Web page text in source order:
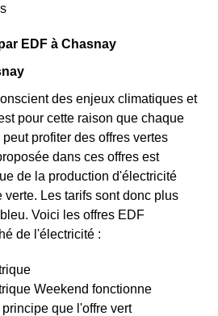
EDF à Chasnay
des enjeux climatiques et
pour cette raison que chaque
profiter des offres vertes
dans ces offres est
de la production d'électricité
Les tarifs sont donc plus
Voici les offres EDF
de l'électricité :
Weekend fonctionne
que l'offre vert